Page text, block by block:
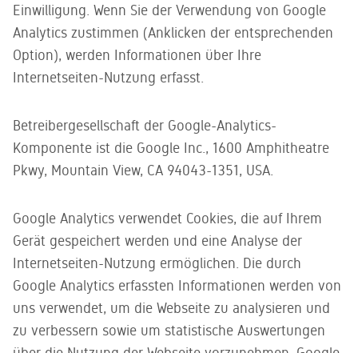
Einwilligung. Wenn Sie der Verwendung von Google
Analytics zustimmen (Anklicken der entsprechenden
Option), werden Informationen über Ihre
Internetseiten-Nutzung erfasst.
Betreibergesellschaft der Google-Analytics-
Komponente ist die Google Inc., 1600 Amphitheatre
Pkwy, Mountain View, CA 94043-1351, USA.
Google Analytics verwendet Cookies, die auf Ihrem
Gerät gespeichert werden und eine Analyse der
Internetseiten-Nutzung ermöglichen. Die durch
Google Analytics erfassten Informationen werden von
uns verwendet, um die Webseite zu analysieren und
zu verbessern sowie um statistische Auswertungen